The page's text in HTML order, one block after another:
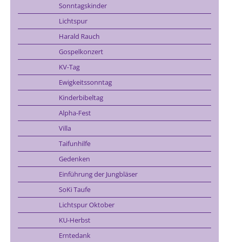
Sonntagskinder
Lichtspur
Harald Rauch
Gospelkonzert
KV-Tag
Ewigkeitssonntag
Kinderbibeltag
Alpha-Fest
Villa
Taifunhilfe
Gedenken
Einführung der Jungbläser
SoKi Taufe
Lichtspur Oktober
KU-Herbst
Erntedank